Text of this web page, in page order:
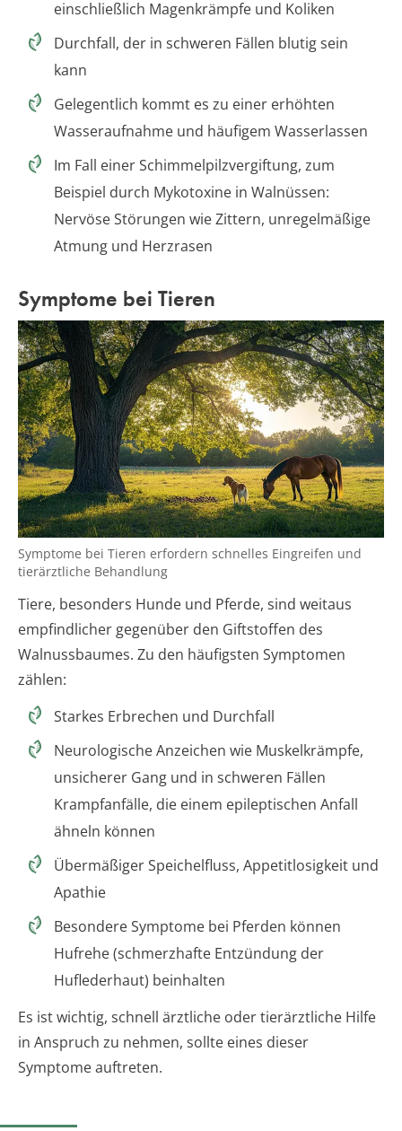
einschließlich Magenkrämpfe und Koliken
Durchfall, der in schweren Fällen blutig sein
kann
Gelegentlich kommt es zu einer erhöhten
Wasseraufnahme und häufigem Wasserlassen
Im Fall einer Schimmelpilzvergiftung, zum
Beispiel durch Mykotoxine in Walnüssen:
Nervöse Störungen wie Zittern, unregelmäßige
Atmung und Herzrasen
Symptome bei Tieren
Symptome bei Tieren erfordern schnelles Eingreifen und
tierärztliche Behandlung
Tiere, besonders Hunde und Pferde, sind weitaus
empfindlicher gegenüber den Giftstoffen des
Walnussbaumes. Zu den häufigsten Symptomen
zählen:
Starkes Erbrechen und Durchfall
Neurologische Anzeichen wie Muskelkrämpfe,
unsicherer Gang und in schweren Fällen
Krampfanfälle, die einem epileptischen Anfall
ähneln können
Übermäßiger Speichelfluss, Appetitlosigkeit und
Apathie
Besondere Symptome bei Pferden können
Hufrehe (schmerzhafte Entzündung der
Huflederhaut) beinhalten
Es ist wichtig, schnell ärztliche oder tierärztliche Hilfe
in Anspruch zu nehmen, sollte eines dieser
Symptome auftreten.